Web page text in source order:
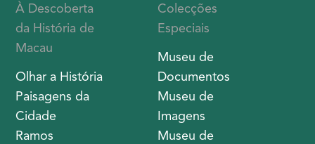
À Descoberta
da História de
Macau
Olhar a História
Paisagens da
Cidade
Ramos
Colecções
Especiais
Museu de
Documentos
Museu de
Imagens
Museu de